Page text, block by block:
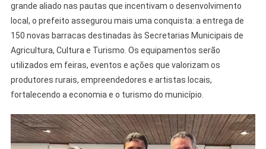
grande aliado nas pautas que incentivam o desenvolvimento
local, o prefeito assegurou mais uma conquista: a entrega de
150 novas barracas destinadas às Secretarias Municipais de
Agricultura, Cultura e Turismo. Os equipamentos serão
utilizados em feiras, eventos e ações que valorizam os
produtores rurais, empreendedores e artistas locais,
fortalecendo a economia e o turismo do município.